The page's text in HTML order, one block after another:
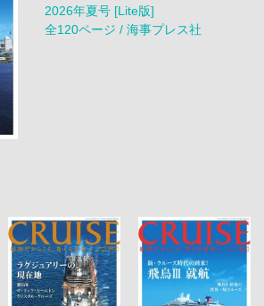
2026年夏号 [Lite版]
全120ページ / 海事プレス社